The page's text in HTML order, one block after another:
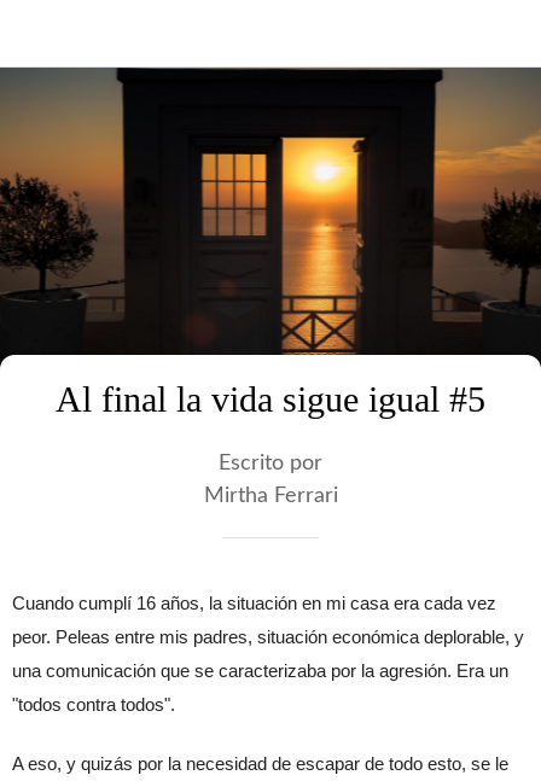
Al final la vida sigue igual #5
Escrito por
Mirtha Ferrari
Cuando cumplí 16 años, la situación en mi casa era cada vez
peor. Peleas entre mis padres, situación económica deplorable, y
una comunicación que se caracterizaba por la agresión. Era un
"todos contra todos".
A eso, y quizás por la necesidad de escapar de todo esto, se le